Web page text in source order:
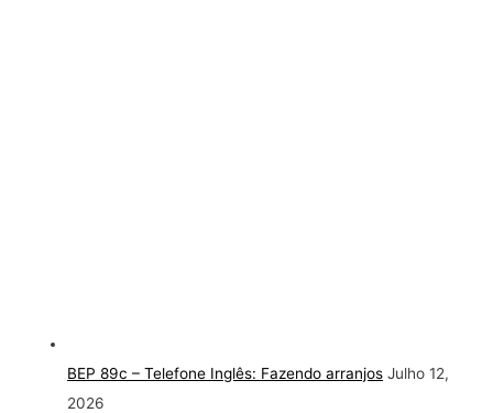
BEP 89c – Telefone Inglês: Fazendo arranjos Julho 12,
2026